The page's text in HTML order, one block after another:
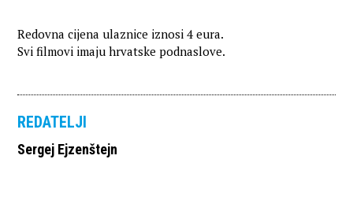
Redovna cijena ulaznice iznosi 4 eura.
Svi filmovi imaju hrvatske podnaslove.
REDATELJI
Sergej Ejzenštejn